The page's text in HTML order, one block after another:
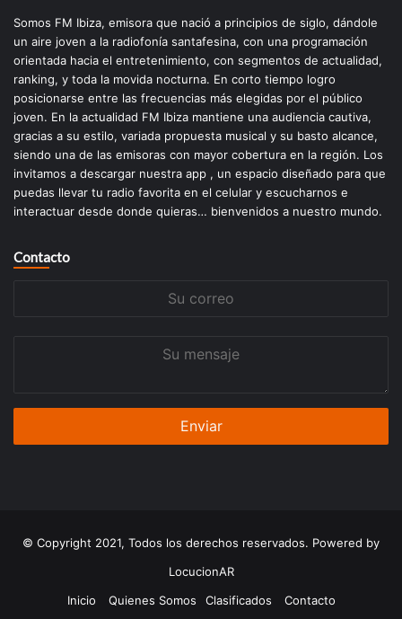
Somos FM Ibiza, emisora que nació a principios de siglo, dándole
un aire joven a la radiofonía santafesina, con una programación
orientada hacia el entretenimiento, con segmentos de actualidad,
ranking, y toda la movida nocturna. En corto tiempo logro
posicionarse entre las frecuencias más elegidas por el público
joven. En la actualidad FM Ibiza mantiene una audiencia cautiva,
gracias a su estilo, variada propuesta musical y su basto alcance,
siendo una de las emisoras con mayor cobertura en la región. Los
invitamos a descargar nuestra app , un espacio diseñado para que
puedas llevar tu radio favorita en el celular y escucharnos e
interactuar desde donde quieras… bienvenidos a nuestro mundo.
Contacto
© Copyright 2021, Todos los derechos reservados. Powered by
LocucionAR
Inicio
Quienes Somos Clasificados Contacto